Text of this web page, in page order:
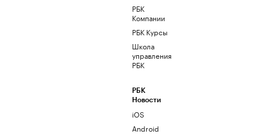
РБК
Компании
РБК Курсы
Школа
управления
РБК
РБК
Новости
iOS
Android